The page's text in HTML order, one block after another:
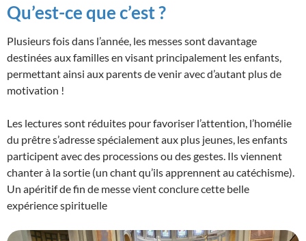
Qu’est-ce que c’est ?
Plusieurs fois dans l’année, les messes sont davantage
destinées aux familles en visant principalement les enfants,
permettant ainsi aux parents de venir avec d’autant plus de
motivation !
Les lectures sont réduites pour favoriser l’attention, l’homélie
du prêtre s’adresse spécialement aux plus jeunes, les enfants
participent avec des processions ou des gestes. Ils viennent
chanter à la sortie (un chant qu’ils apprennent au catéchisme).
Un apéritif de fin de messe vient conclure cette belle
expérience spirituelle